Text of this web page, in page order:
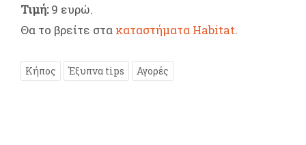
Τιμή:9 ευρώ.
Θα το βρείτε στα καταστήματα Habitat.
Κήπος Έξυπνα tips Αγορές